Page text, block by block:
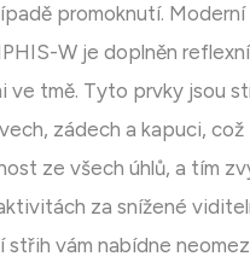
promoknutí. Moderní
W je doplněn
ve tmě. Tyto prvky jsou
zádech a kapuci,
ze všech úhlů, a tím
za snížené
střih vám nabídne